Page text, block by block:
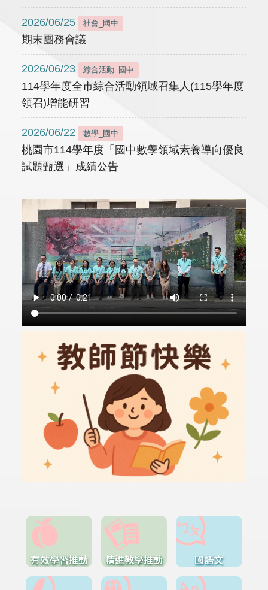
2026/06/25 社會_國中
期末團務會議
2026/06/23 綜合活動_國中
114學年度全市綜合活動領域召集人(115學年度
領召)增能研習
2026/06/22 數學_國中
桃園市114學年度「國中數學領域素養導向優良
試題甄選」成績公告
有效學習推動 精進教學推動 國語文